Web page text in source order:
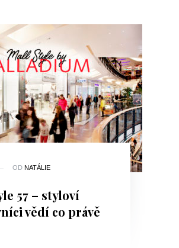
OD NATÁLIE
57 – styloví
vědí co právě